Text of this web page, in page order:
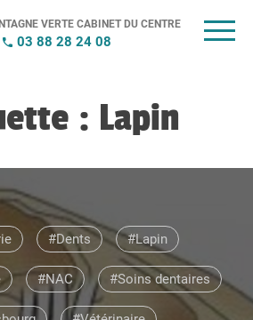
VERTE CABINET DU CENTRE
03 88 28 24 08
: Lapin
Dents Lapin
NAC Soins dentaires